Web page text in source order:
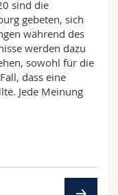
sind die
gebeten, sich
während des
werden dazu
sowohl für die
dass eine
Jede Meinung